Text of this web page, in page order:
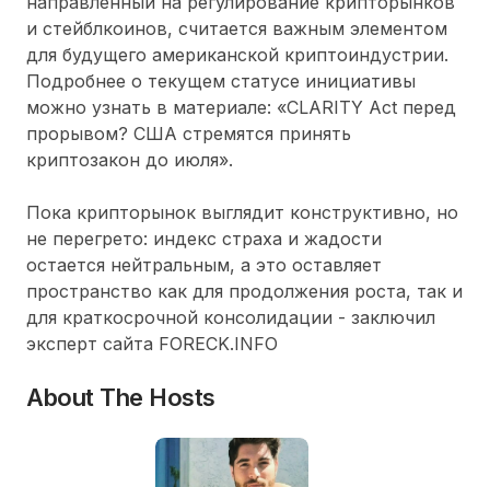
и стейблкоинов, считается важным элементом
для будущего американской криптоиндустрии.
Подробнее о текущем статусе инициативы
можно узнать в материале: «CLARITY Act перед
прорывом? США стремятся принять
криптозакон до июля».
Пока крипторынок выглядит конструктивно, но
не перегрето: индекс страха и жадости
остается нейтральным, а это оставляет
пространство как для продолжения роста, так и
для краткосрочной консолидации - заключил
эксперт сайта FORECK.INFO
About The Hosts